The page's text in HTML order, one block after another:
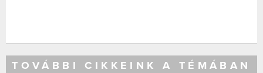
TOVÁBBI CIKKEINK A TÉMÁBAN